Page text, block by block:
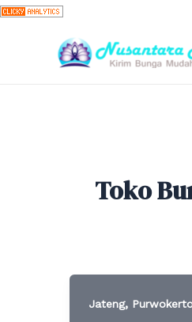
Skip
content
Toko
Jateng,